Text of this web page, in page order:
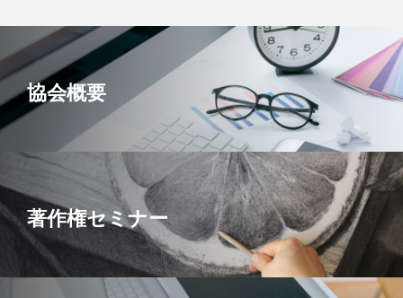
協会概要
著作権セミナー